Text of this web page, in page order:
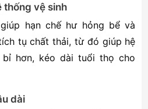
thống vệ sinh
hạn chế hư hỏng bể và
tụ chất thải, từ đó giúp hệ
hơn, kéo dài tuổi thọ cho
dài